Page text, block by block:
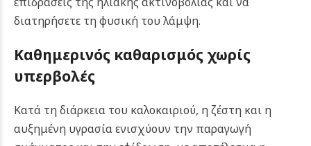
διατηρήσετε τη φυσική του λάμψη.
Καθημερινός καθαρισμός χωρίς
υπερβολές
Κατά τη διάρκεια του καλοκαιριού, η ζέστη και η
αυξημένη υγρασία ενισχύουν την παραγωγή